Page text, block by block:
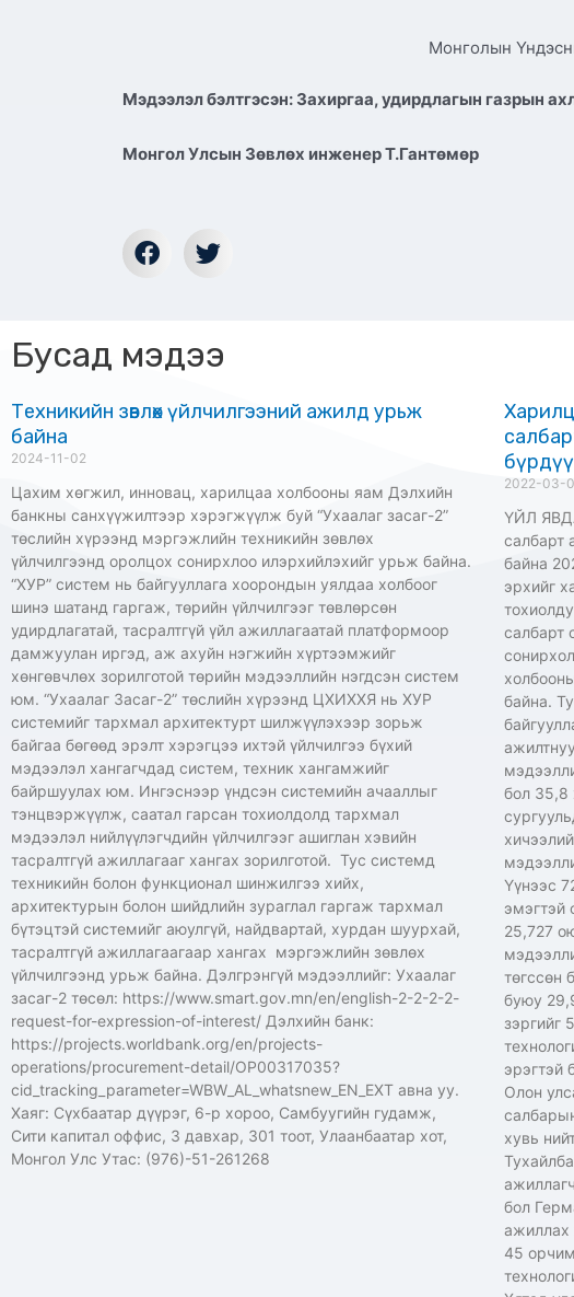
Монголын
Мэдээлэл бэлтгэсэн: Захиргаа, удирдлагын газрын
Монгол Улсын Зөвлөх инженер Т.Гантөмөр
Бусад мэдээ
Техникийн зөвлөх үйлчилгээний ажилд урьж
байна
2024-11-02
Цахим хөгжил, инновац, харилцаа холбооны яам Дэлхийн
банкны санхүүжилтээр хэрэгжүүлж буй “Ухаалаг засаг-2”
төслийн хүрээнд мэргэжлийн техникийн зөвлөх
үйлчилгээнд оролцох сонирхлоо илэрхийлэхийг урьж байна.
“ХУР” систем нь байгууллага хоорондын уялдаа холбоог
шинэ шатанд гаргаж, төрийн үйлчилгээг төвлөрсөн
удирдлагатай, тасралтгүй үйл ажиллагаатай платформоор
дамжуулан иргэд, аж ахуйн нэгжийн хүртээмжийг
хөнгөвчлөх зорилготой төрийн мэдээллийн нэгдсэн систем
юм. “Ухаалаг Засаг-2” төслийн хүрээнд ЦХИХХЯ нь ХУР
системийг тархмал архитектурт шилжүүлэхээр зорьж
байгаа бөгөөд эрэлт хэрэгцээ ихтэй үйлчилгээ бүхий
мэдээлэл хангагчдад систем, техник хангамжийг
байршуулах юм. Ингэснээр үндсэн системийн ачааллыг
тэнцвэржүүлж, саатал гарсан тохиолдолд тархмал
мэдээлэл нийлүүлэгчдийн үйлчилгээг ашиглан хэвийн
тасралтгүй ажиллагааг хангах зорилготой. Тус системд
техникийн болон функционал шинжилгээ хийх,
архитектурын болон шийдлийн зураглал гаргаж тархмал
бүтэцтэй системийг аюулгүй, найдвартай, хурдан шуурхай,
тасралтгүй ажиллагаагаар хангах мэргэжлийн зөвлөх
үйлчилгээнд урьж байна. Дэлгрэнгүй мэдээллийг: Ухаалаг
засаг-2 төсөл: https://www.smart.gov.mn/en/english-2-2-2-2-
request-for-expression-of-interest/ Дэлхийн банк:
https://projects.worldbank.org/en/projects-
operations/procurement-detail/OP00317035?
cid_tracking_parameter=WBW_AL_whatsnew_EN_EXT авна уу.
Хаяг: Сүхбаатар дүүрэг, 6-р хороо, Самбуугийн гудамж,
Сити капитал оффис, 3 давхар, 301 тоот, Улаанбаатар хот,
Монгол Улс Утас: (976)-51-261268
2022-03-
ҮЙЛ
салбарт
байна
эрхийг
салбарт
байна.
бол 35,8
Үүнээс
эмэгтэй
25,727
төгссөн
буюу
зэргийг
эрэгтэй
Олон
хувь
бол
ажиллах
45